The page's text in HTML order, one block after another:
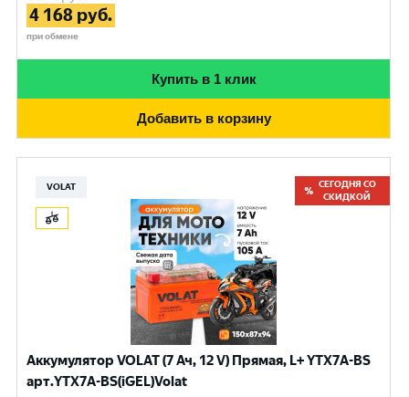
4 168 руб.
при обмене
Купить в 1 клик
Добавить в корзину
VOLAT
СЕГОДНЯ СО
СКИДКОЙ
Аккумулятор VOLAT (7 Ач, 12 V) Прямая, L+ YTX7A-BS
арт.YTX7A-BS(iGEL)Volat